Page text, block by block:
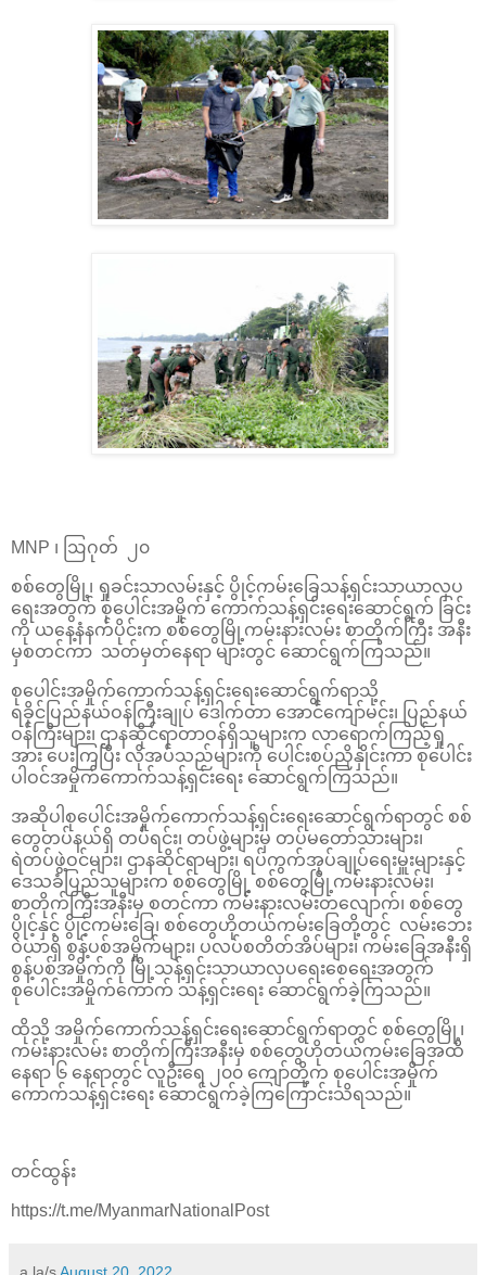
MNP ၊ ဩဂုတ် ၂၀
စစ်တွေမြို့၊ ရှုခင်းသာလမ်းနှင့် ပွိုင့်ကမ်းခြေသန့်ရှင်းသာယာလှပ
ရေးအတွက် စုပေါင်းအမှိုက် ကောက်သန့်ရှင်းရေးဆောင်ရွက် ခြင်း
ကို ယနေ့နံနက်ပိုင်းက စစ်တွေမြို့ကမ်းနားလမ်း စာတိုက်ကြီး အနီး
မှစတင်ကာ သတ်မှတ်နေရာ များတွင် ဆောင်ရွက်ကြသည်။
စုပေါင်းအမှိုက်ကောက်သန့်ရှင်းရေးဆောင်ရွက်ရာသို့
ရခိုင်ပြည်နယ်ဝန်ကြီးချုပ် ဒေါက်တာ အောင်ကျော်မင်း၊ ပြည်နယ်
ဝန်ကြီးများ၊ ဌာနဆိုင်ရာတာဝန်ရှိသူများက လာရောက်ကြည့်ရှု
အား ပေးကြပြီး လိုအပ်သည်များကို ပေါင်းစပ်ညှိနှိုင်းကာ စုပေါင်း
ပါဝင်အမှိုက်ကောက်သန့်ရှင်းရေး ဆောင်ရွက်ကြသည်။
အဆိုပါစုပေါင်းအမှိုက်ကောက်သန့်ရှင်းရေးဆောင်ရွက်ရာတွင် စစ်
တွေတပ်နယ်ရှိ တပ်ရင်း၊ တပ်ဖွဲ့များမှ တပ်မတော်သားများ၊
ရဲတပ်ဖွဲ့ဝင်များ၊ ဌာနဆိုင်ရာများ၊ ရပ်ကွက်အုပ်ချုပ်ရေးမှူးများနှင့်
ဒေသခံပြည်သူများက စစ်တွေမြို့ စစ်တွေမြို့ကမ်းနားလမ်း၊
စာတိုက်ကြီးအနီးမှ စတင်ကာ ကမ်းနားလမ်းတလျောက်၊ စစ်တွေ
ပွိုင့်နှင့် ပွိုင့်ကမ်းခြေ၊ စစ်တွေဟိုတယ်ကမ်းခြေတို့တွင် လမ်းဘေး
ဝဲယာရှိ စွန့်ပစ်အမှိုက်များ၊ ပလပ်စတိတ်အိပ်များ၊ ကမ်းခြေအနီးရှိ
စွန့်ပစ်အမှိုက်ကို မြို့သန့်ရှင်းသာယာလှပရေးစေရေးအတွက်
စုပေါင်းအမှိုက်ကောက် သန့်ရှင်းရေး ဆောင်ရွက်ခဲ့ကြသည်။
ထိုသို့ အမှိုက်ကောက်သန့်ရှင်းရေးဆောင်ရွက်ရာတွင် စစ်တွေမြို့၊
ကမ်းနားလမ်း စာတိုက်ကြီးအနီးမှ စစ်တွေဟိုတယ်ကမ်းခြေအထိ
နေရာ ၆ နေရာတွင် လူဦးရေ ၂၀၀ ကျော်တို့က စုပေါင်းအမှိုက်
ကောက်သန့်ရှင်းရေး ဆောင်ရွက်ခဲ့ကြကြောင်းသိရသည်။
တင်ထွန်း
https://t.me/MyanmarNationalPost